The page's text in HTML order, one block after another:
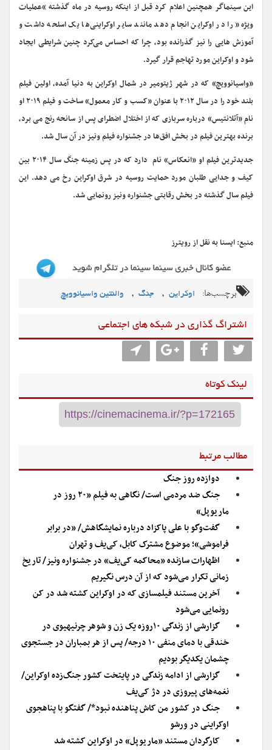
این سینماگر همچنین اعلام کرد قبل از اینکه روسیه در ماه گذشته “عملیات
ویژه” را در اوکراین انجام دهد مانند سایر اوکراینی‌ها یک اسلحه داشت و
آموزش هایی را نیز گذرانده بود، چرا که احساس می‌کرد چنین شرایطی ایجاد
شود و اوکراین مورد تهاجم قرار گیرد.
«واسیانوویچ» که در شهر ژیتومیر در شمال اوکراین به دنیا آمده، اولین فیلم
بلند خود را در سال ۲۰۱۲ با عنوان «کسب و کار معمول» ساخت و فیلم ۲۰۱۹ او
نام «آتلانتیس» درباره سربازی که از اختلال اضطرای پس از سانحه رنج می برد،
برنده بهترین فیلم در بخش افق‌ها در جشنواره فیلم ونیز در آن سال شد.
جدیدترین فیلم او «انعکاس» نام دارد که در پس زمینه جنگ سال ۲۰۱۴ بین
کیف و جدایی طلبان مورد حمایت روسیه در شرق اوکراین رخ می دهد. این
فیلم سال گذشته در بخش رقابتی جشنواره ونیز رونمایی شد.
منبع: ایسنا به نقل از رویترز
برچسب‌ها: اوکراین , جنگ , والنتین واسیانوویچ
اشتراگ گذاری در شبکه های اجتماعی
لینک کوتاه
مطالب مرتبط
دوازده روز جنگ
جنگ ضد مردمی است/ نگاهی به فیلم «۲۰ روز در
ماریوپل»
گفت‌وگو با علی پاکزاد درباره نمایشگاهش/ «در برابر
فراموشی»؛ موضوع مشترک کابل، کی‌یف و تهران
اظهارات سازنده «محاکمه کی‌یف» در جشنواره ونیز/ تاریخ
زمانی تکرار می‌شود که از آن درس نگیریم
آخرین مستند فیلمسازی که در اوکراین کشته شد در کن
رونمایی می‌شود
گزارشی از زندگی ۱۰روزه یک زن و شوهر چرنیهیوی در
خندقی با دمای منفی ۱۰ درجه/ پس از هر بمباران در جستجوی
چشمان یکدیگر بودیم
گزارشی از ادامه زندگی در پایتخت کشور جنگ‌زده اوکراین/
نغمه‌های پیروزی در دژ کی‌یف
جنگ در کشور من کاش پناهنده نبود*/ گفتگو با پناهجوی
اوکراینی در ورشو
کارگردان مستند «ماریوپل» در اوکراین کشته شد